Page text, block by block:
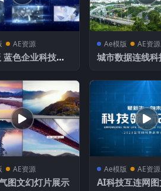
AE资源
蓝色企业科技多
Ae模版 AE资源
城市数据连线
AE资源
图文幻灯片展示
Ae模版 AE资源
AI科技互连网